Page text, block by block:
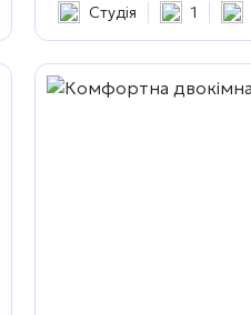
Студія 1